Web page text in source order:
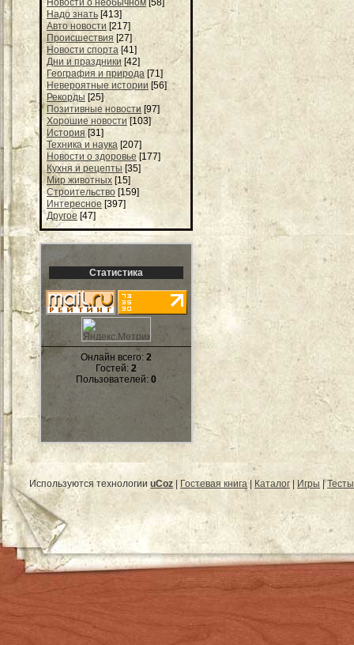
Новости о необычном [58]
Надо знать [413]
Авто новости [217]
Происшествия [27]
Новости спорта [41]
Дни и праздники [42]
География и природа [71]
Невероятные истории [56]
Рекорды [25]
Позитивные новости [97]
Хорошие новости [103]
История [31]
Техника и наука [207]
Новости о здоровье [177]
Кухня и рецепты [35]
Мир животных [15]
Строительство [159]
Интересное [397]
Другое [47]
Статистика
Онлайн всего: 2
Гостей: 2
Пользователей: 0
Используются технологии uCoz Гостевая книга| Каталог Игры |Тесты